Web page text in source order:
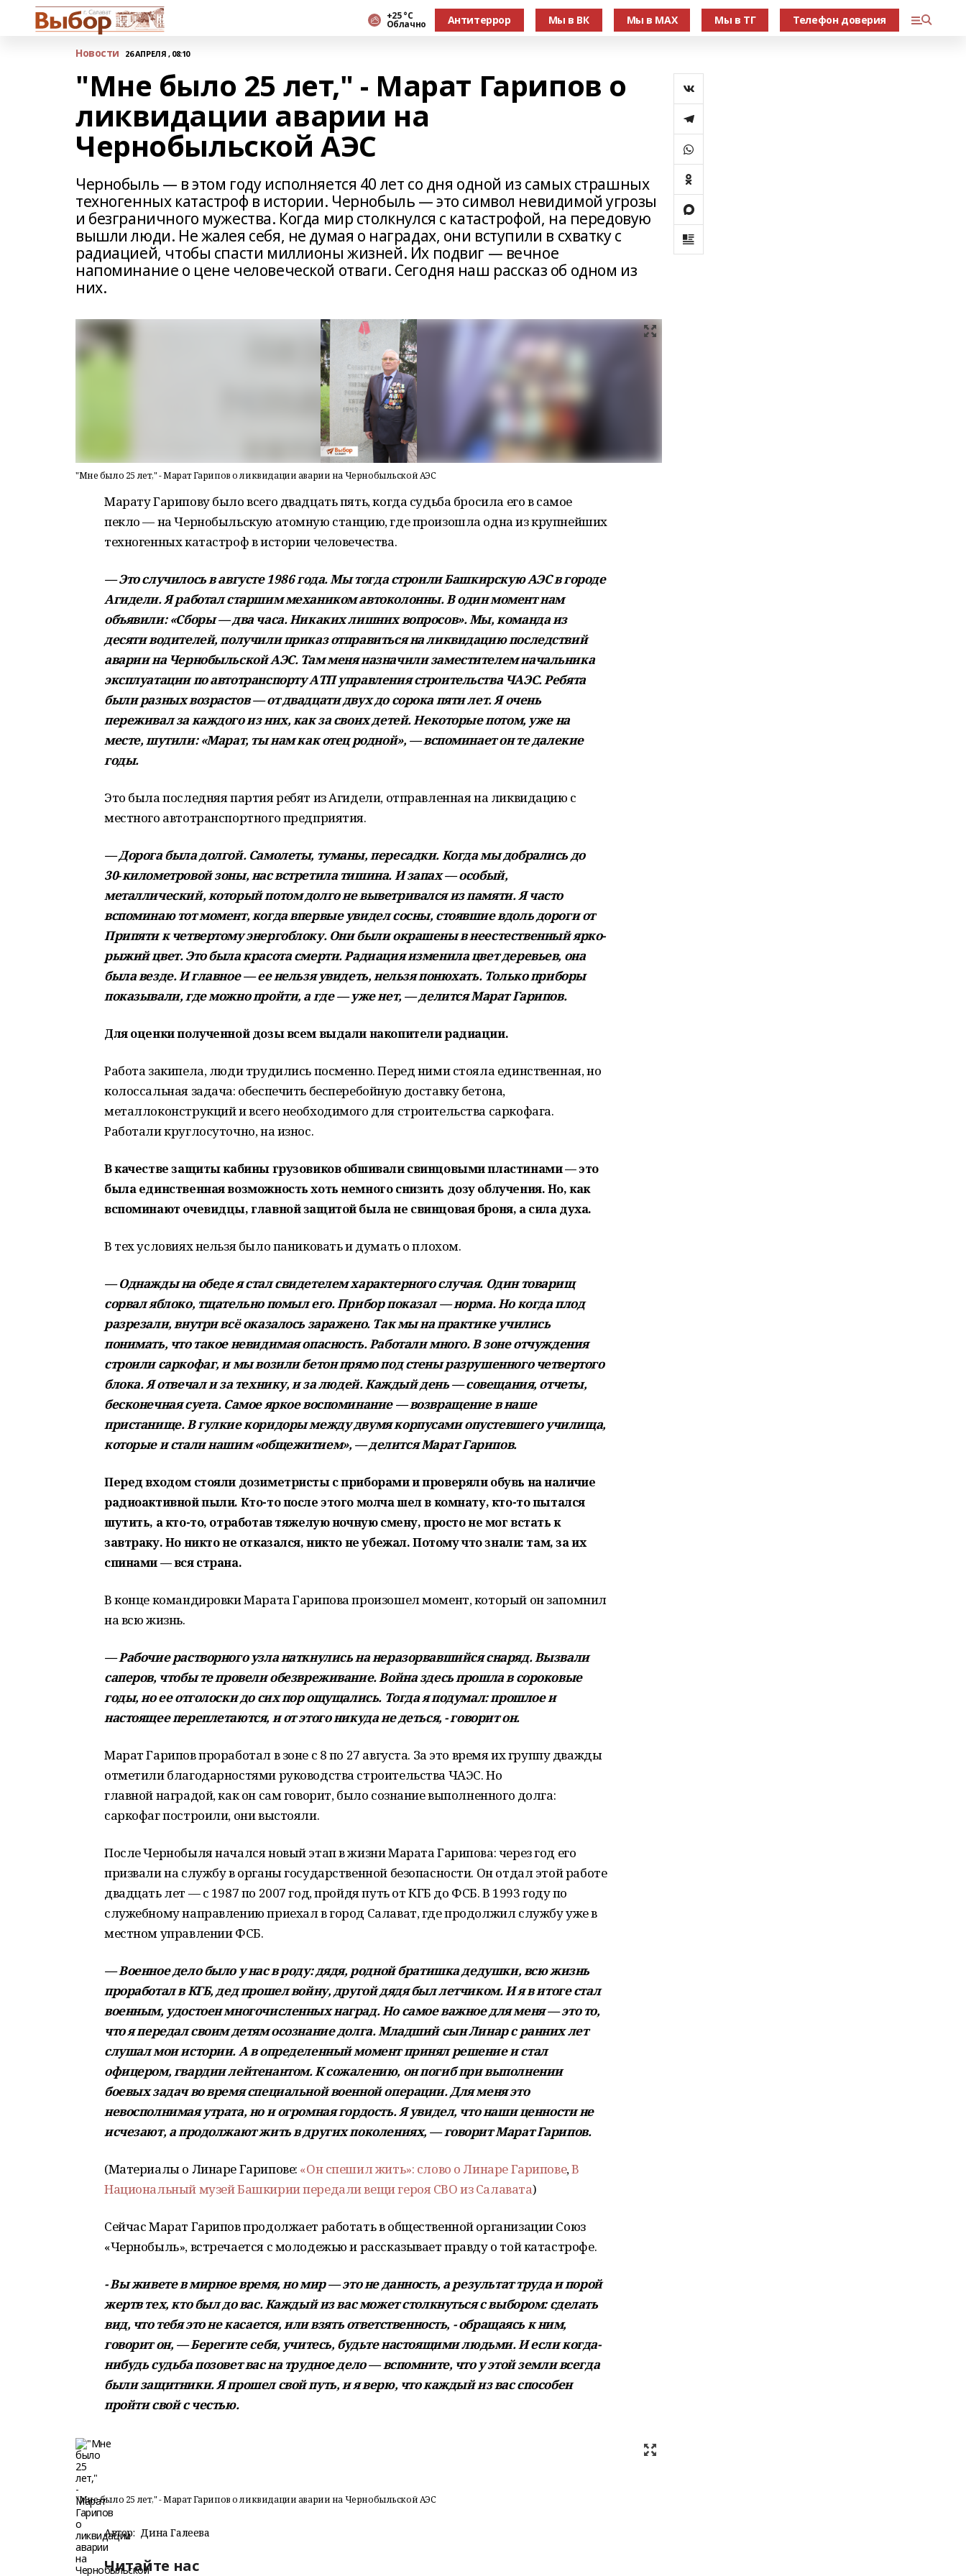
+25 °С
Облачно Антитеррор Мы в ВК Мы в МАХ Мы в ТГ Телефон доверия
Новости 26 АПРЕЛЯ , 08:10
"Мне было 25 лет," - Марат Гарипов о
ликвидации аварии на
Чернобыльской АЭС
Чернобыль — в этом году исполняется 40 лет со дня одной из самых страшных
техногенных катастроф в истории. Чернобыль — это символ невидимой угрозы
и безграничного мужества. Когда мир столкнулся с катастрофой, на передовую
вышли люди. Не жалея себя, не думая о наградах, они вступили в схватку с
радиацией, чтобы спасти миллионы жизней. Их подвиг — вечное
напоминание о цене человеческой отваги. Сегодня наш рассказ об одном из
них.
"Мне было 25 лет," - Марат Гарипов о ликвидации аварии на Чернобыльской АЭС
Марату Гарипову было всего двадцать пять, когда судьба бросила его в самое
пекло — на Чернобыльскую атомную станцию, где произошла одна из крупнейших
техногенных катастроф в истории человечества.
— Это случилось в августе 1986 года. Мы тогда строили Башкирскую АЭС в городе
Агидели. Я работал старшим механиком автоколонны. В один момент нам
объявили: «Сборы — два часа. Никаких лишних вопросов». Мы, команда из
десяти водителей, получили приказ отправиться на ликвидацию последствий
аварии на Чернобыльской АЭС. Там меня назначили заместителем начальника
эксплуатации по автотранспорту АТП управления строительства ЧАЭС. Ребята
были разных возрастов — от двадцати двух до сорока пяти лет. Я очень
переживал за каждого из них, как за своих детей. Некоторые потом, уже на
месте, шутили: «Марат, ты нам как отец родной», — вспоминает он те далекие
годы.
Это была последняя партия ребят из Агидели, отправленная на ликвидацию с
местного автотранспортного предприятия.
— Дорога была долгой. Самолеты, туманы, пересадки. Когда мы добрались до
30‑километровой зоны, нас встретила тишина. И запах — особый,
металлический, который потом долго не выветривался из памяти. Я часто
вспоминаю тот момент, когда впервые увидел сосны, стоявшие вдоль дороги от
Припяти к четвертому энергоблоку. Они были окрашены в неестественный ярко-
рыжий цвет. Это была красота смерти. Радиация изменила цвет деревьев, она
была везде. И главное — ее нельзя увидеть, нельзя понюхать. Только приборы
показывали, где можно пройти, а где — уже нет, — делится Марат Гарипов.
Для оценки полученной дозы всем выдали накопители радиации.
Работа закипела, люди трудились посменно. Перед ними стояла единственная, но
колоссальная задача: обеспечить бесперебойную доставку бетона,
металлоконструкций и всего необходимого для строительства саркофага.
Работали круглосуточно, на износ.
В качестве защиты кабины грузовиков обшивали свинцовыми пластинами — это
была единственная возможность хоть немного снизить дозу облучения. Но, как
вспоминают очевидцы, главной защитой была не свинцовая броня, а сила духа.
В тех условиях нельзя было паниковать и думать о плохом.
— Однажды на обеде я стал свидетелем характерного случая. Один товарищ
сорвал яблоко, тщательно помыл его. Прибор показал — норма. Но когда плод
разрезали, внутри всё оказалось заражено. Так мы на практике учились
понимать, что такое невидимая опасность. Работали много. В зоне отчуждения
строили саркофаг, и мы возили бетон прямо под стены разрушенного четвертого
блока. Я отвечал и за технику, и за людей. Каждый день — совещания, отчеты,
бесконечная суета. Самое яркое воспоминание — возвращение в наше
пристанище. В гулкие коридоры между двумя корпусами опустевшего училища,
которые и стали нашим «общежитием», — делится Марат Гарипов.
Перед входом стояли дозиметристы с приборами и проверяли обувь на наличие
радиоактивной пыли. Кто-то после этого молча шел в комнату, кто-то пытался
шутить, а кто-то, отработав тяжелую ночную смену, просто не мог встать к
завтраку. Но никто не отказался, никто не убежал. Потому что знали: там, за их
спинами — вся страна.
В конце командировки Марата Гарипова произошел момент, который он запомнил
на всю жизнь.
— Рабочие растворного узла наткнулись на неразорвавшийся снаряд. Вызвали
саперов, чтобы те провели обезвреживание. Война здесь прошла в сороковые
годы, но ее отголоски до сих пор ощущались. Тогда я подумал: прошлое и
настоящее переплетаются, и от этого никуда не деться, - говорит он.
Марат Гарипов проработал в зоне с 8 по 27 августа. За это время их группу дважды
отметили благодарностями руководства строительства ЧАЭС. Но
главной наградой, как он сам говорит, было сознание выполненного долга:
саркофаг построили, они выстояли.
После Чернобыля начался новый этап в жизни Марата Гарипова: через год его
призвали на службу в органы государственной безопасности. Он отдал этой работе
двадцать лет — с 1987 по 2007 год, пройдя путь от КГБ до ФСБ. В 1993 году по
служебному направлению приехал в город Салават, где продолжил службу уже в
местном управлении ФСБ.
— Военное дело было у нас в роду: дядя, родной братишка дедушки, всю жизнь
проработал в КГБ, дед прошел войну, другой дядя был летчиком. И я в итоге стал
военным, удостоен многочисленных наград. Но самое важное для меня — это то,
что я передал своим детям осознание долга. Младший сын Линар с ранних лет
слушал мои истории. А в определенный момент принял решение и стал
офицером, гвардии лейтенантом. К сожалению, он погиб при выполнении
боевых задач во время специальной военной операции. Для меня это
невосполнимая утрата, но и огромная гордость. Я увидел, что наши ценности не
исчезают, а продолжают жить в других поколениях, — говорит Марат Гарипов.
(Материалы о Линаре Гарипове: «Он спешил жить»: слово о Линаре Гарипове,В
Национальный музей Башкирии передали вещи героя СВО из Салавата)
Сейчас Марат Гарипов продолжает работать в общественной организации Союз
«Чернобыль», встречается с молодежью и рассказывает правду о той катастрофе.
- Вы живете в мирное время, но мир — это не данность, а результат труда и порой
жертв тех, кто был до вас. Каждый из вас может столкнуться с выбором: сделать
вид, что тебя это не касается, или взять ответственность, - обращаясь к ним,
говорит он, — Берегите себя, учитесь, будьте настоящими людьми. И если когда-
нибудь судьба позовет вас на трудное дело — вспомните, что у этой земли всегда
были защитники. Я прошел свой путь, и я верю, что каждый из вас способен
пройти свой с честью.
"Мне было 25 лет," - Марат Гарипов о ликвидации аварии на Чернобыльской АЭС
Автор: Дина Галеева
Читайте нас